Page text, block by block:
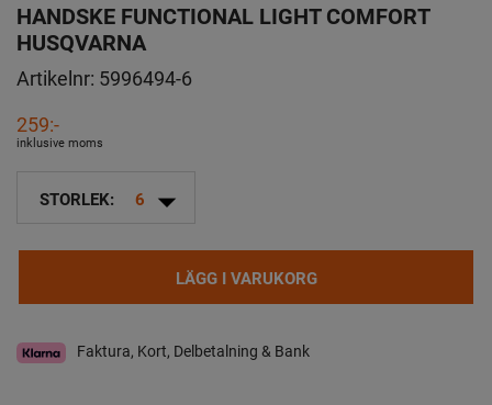
HANDSKE FUNCTIONAL LIGHT COMFORT
HUSQVARNA
Artikelnr: 5996494-6
259:-
inklusive moms
STORLEK: 6 arrow_drop_down
LÄGG I VARUKORG
Faktura, Kort, Delbetalning & Bank